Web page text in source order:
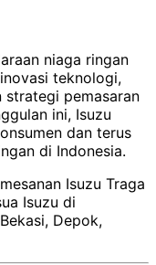
niaga ringan
teknologi,
strategi pemasaran
ini, Isuzu
dan terus
di Indonesia.
Isuzu Traga
Isuzu di
Depok,